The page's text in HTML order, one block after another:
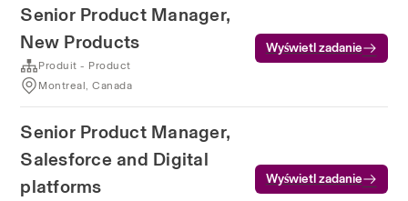
Senior Product Manager,
New Products
Produit - Product
Montreal, Canada
Wyświetl zadanie
Senior Product Manager,
Salesforce and Digital
platforms
Wyświetl zadanie